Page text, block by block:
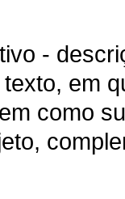
-
em
como